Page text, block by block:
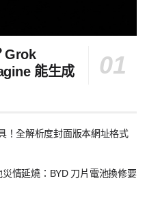
Grok
能生成
！全解析度封面版本網址格式
情延燒：BYD 刀片電池換修要